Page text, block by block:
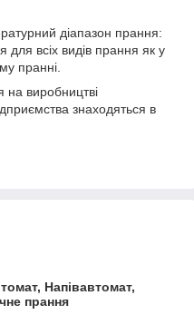
діапазон прання:
для всіх видів прання як у
пранні.
на виробництві
знаходяться в
Напівавтомат,
прання